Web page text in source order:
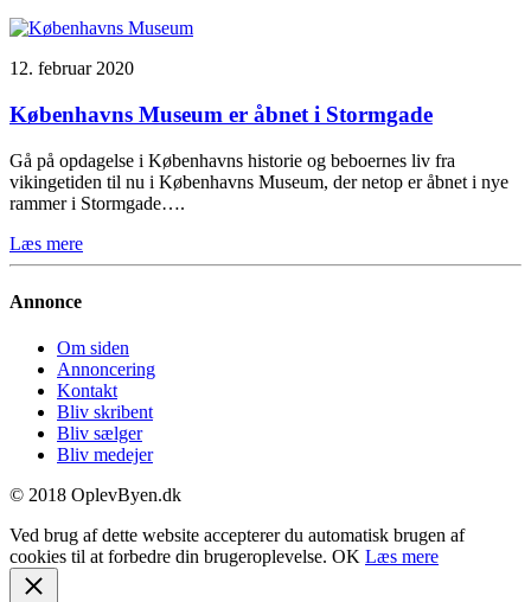
12. februar 2020
Københavns Museum er åbnet i Stormgade
Gå på opdagelse i Københavns historie og beboernes liv fra
vikingetiden til nu i Københavns Museum, der netop er åbnet i nye
rammer i Stormgade….
Læs mere
Annonce
Om siden
Annoncering
Kontakt
Bliv skribent
Bliv sælger
Bliv medejer
© 2018 OplevByen.dk
Ved brug af dette website accepterer du automatisk brugen af
cookies til at forbedre din brugeroplevelse. OK Læs mere